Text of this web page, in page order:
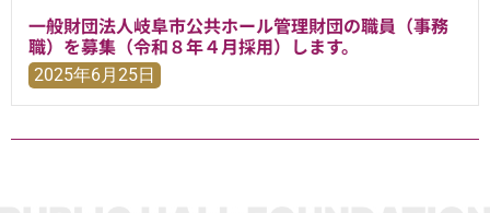
一般財団法人岐阜市公共ホール管理財団の職員（事務
職）を募集（令和８年４月採用）します。
2025年6月25日